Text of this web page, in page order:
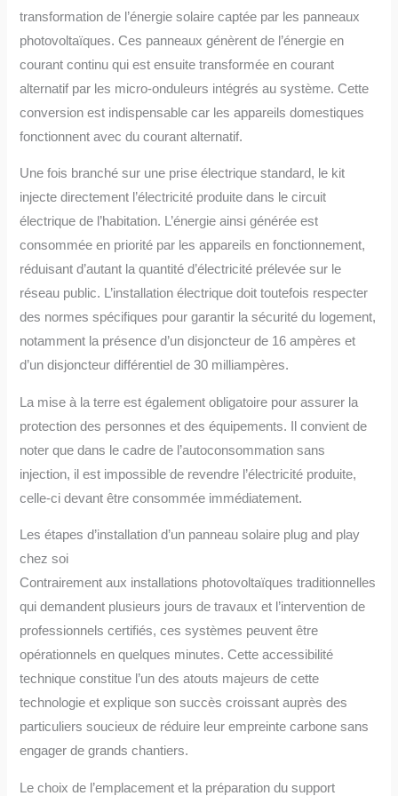
transformation de l’énergie solaire captée par les panneaux
photovoltaïques. Ces panneaux génèrent de l’énergie en
courant continu qui est ensuite transformée en courant
alternatif par les micro-onduleurs intégrés au système. Cette
conversion est indispensable car les appareils domestiques
fonctionnent avec du courant alternatif.
Une fois branché sur une prise électrique standard, le kit
injecte directement l’électricité produite dans le circuit
électrique de l’habitation. L’énergie ainsi générée est
consommée en priorité par les appareils en fonctionnement,
réduisant d’autant la quantité d’électricité prélevée sur le
réseau public. L’installation électrique doit toutefois respecter
des normes spécifiques pour garantir la sécurité du logement,
notamment la présence d’un disjoncteur de 16 ampères et
d’un disjoncteur différentiel de 30 milliampères.
La mise à la terre est également obligatoire pour assurer la
protection des personnes et des équipements. Il convient de
noter que dans le cadre de l’autoconsommation sans
injection, il est impossible de revendre l’électricité produite,
celle-ci devant être consommée immédiatement.
Les étapes d’installation d’un panneau solaire plug and play
chez soi
Contrairement aux installations photovoltaïques traditionnelles
qui demandent plusieurs jours de travaux et l’intervention de
professionnels certifiés, ces systèmes peuvent être
opérationnels en quelques minutes. Cette accessibilité
technique constitue l’un des atouts majeurs de cette
technologie et explique son succès croissant auprès des
particuliers soucieux de réduire leur empreinte carbone sans
engager de grands chantiers.
Le choix de l’emplacement et la préparation du support